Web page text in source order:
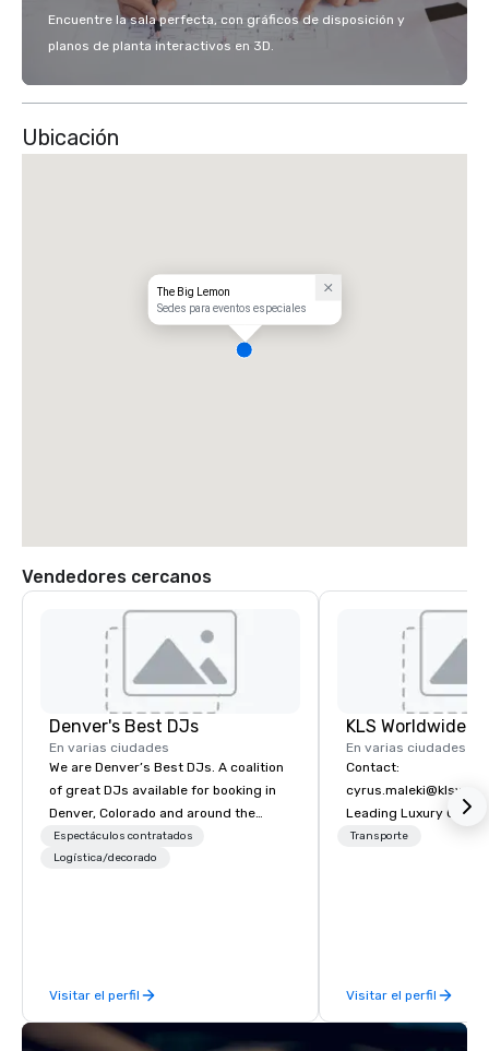
Encuentre la sala perfecta, con gráficos de disposición y
planos de planta interactivos en 3D.
Ubicación
The Big Lemon
Sedes para eventos especiales
Vendedores cercanos
Denver's Best DJs
En varias ciudades
We are Denver’s Best DJs. A coalition
of great DJs available for booking in
Denver, Colorado and around the
world. We can rock any type of party
from nightclubs and promotional
Espectáculos contratados
Logística/decorado
Visitar el perfil
En varias ciudades
Contact:
Leading Luxury
Transportation
Transporte
Visitar el perfil